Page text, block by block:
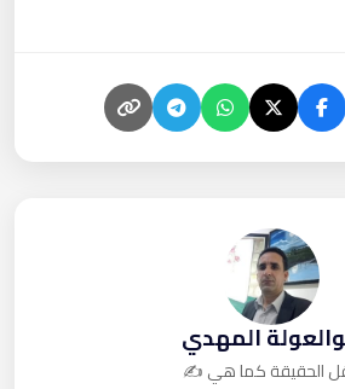
المهدي
الحقيقة كما هي ✍️